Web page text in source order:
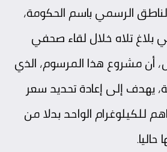
الرسمي باسم الحكومة،
تلاه خلال لقاء صحفي
أن مشروع هذا المرسوم، الذي
يهدف إلى إعادة تحديد سعر
في 6 دراهم للكيلوغرام الواحد بدلا من